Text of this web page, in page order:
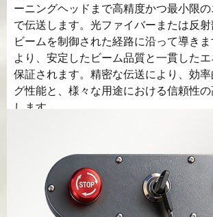
ーニングヘッドまで高精度かつ最小限
で伝送します。光ファイバーまたは反射
ビームを制御された経路に沿って導き
より、安定したビーム品質と一貫した
保証されます。精密な伝送により、効
グ性能と、様々な用途における信頼性
します。.